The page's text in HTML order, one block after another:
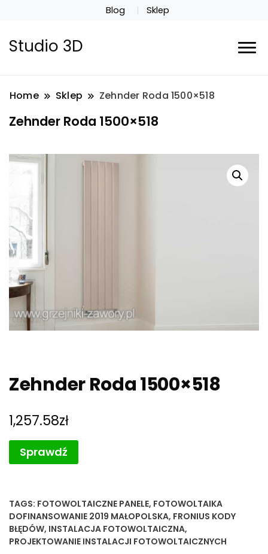
Blog Sklep
Studio 3D
Home Sklep Zehnder Roda 1500×518
Zehnder Roda 1500×518
Zehnder Roda 1500×518
1,257.58zł
Sprawdź
TAGS: FOTOWOLTAICZNE PANELE, FOTOWOLTAIKA
DOFINANSOWANIE 2019 MAŁOPOLSKA, FRONIUS KODY
BŁĘDÓW, INSTALACJA FOTOWOLTAICZNA,
PROJEKTOWANIE INSTALACJI FOTOWOLTAICZNYCH